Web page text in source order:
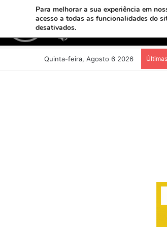
Quinta-feira, Agosto 6 2026
Para melhorar a sua experiência em
acesso a todas as funcionalidades do
desativados.